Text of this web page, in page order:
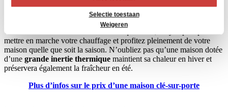
Selectie toestaan
Weigeren
Un investissement très rentable
Un investissement dans votre confort quotidien, n’ayez plus peur de
mettre en marche votre chauffage et profitez pleinement de votre
maison quelle que soit la saison. N’oubliez pas qu’une maison dotée
d’une grande inertie thermique maintient sa chaleur en hiver et
préservera également la fraîcheur en été.
Plus d’infos sur le prix d’une maison clé-sur-porte